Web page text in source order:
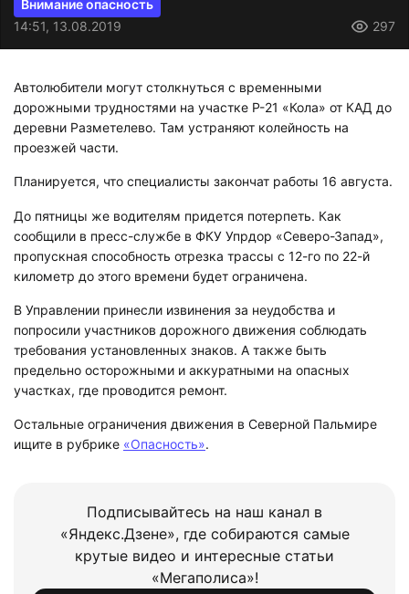
Внимание опасность
14:51, 13.08.2019
297
Автолюбители могут столкнуться с временными
дорожными трудностями на участке Р-21 «Кола» от КАД до
деревни Разметелево. Там устраняют колейность на
проезжей части.
Планируется, что специалисты закончат работы 16 августа.
До пятницы же водителям придется потерпеть. Как
сообщили в пресс-службе в ФКУ Упрдор «Северо-Запад»,
пропускная способность отрезка трассы с 12-го по 22-й
километр до этого времени будет ограничена.
В Управлении принесли извинения за неудобства и
попросили участников дорожного движения соблюдать
требования установленных знаков. А также быть
предельно осторожными и аккуратными на опасных
участках, где проводится ремонт.
Остальные ограничения движения в Северной Пальмире
ищите в рубрике «Опасность».
Подписывайтесь на наш канал в
«Яндекс.Дзене», где собираются самые
крутые видео и интересные статьи
«Мегаполиса»!